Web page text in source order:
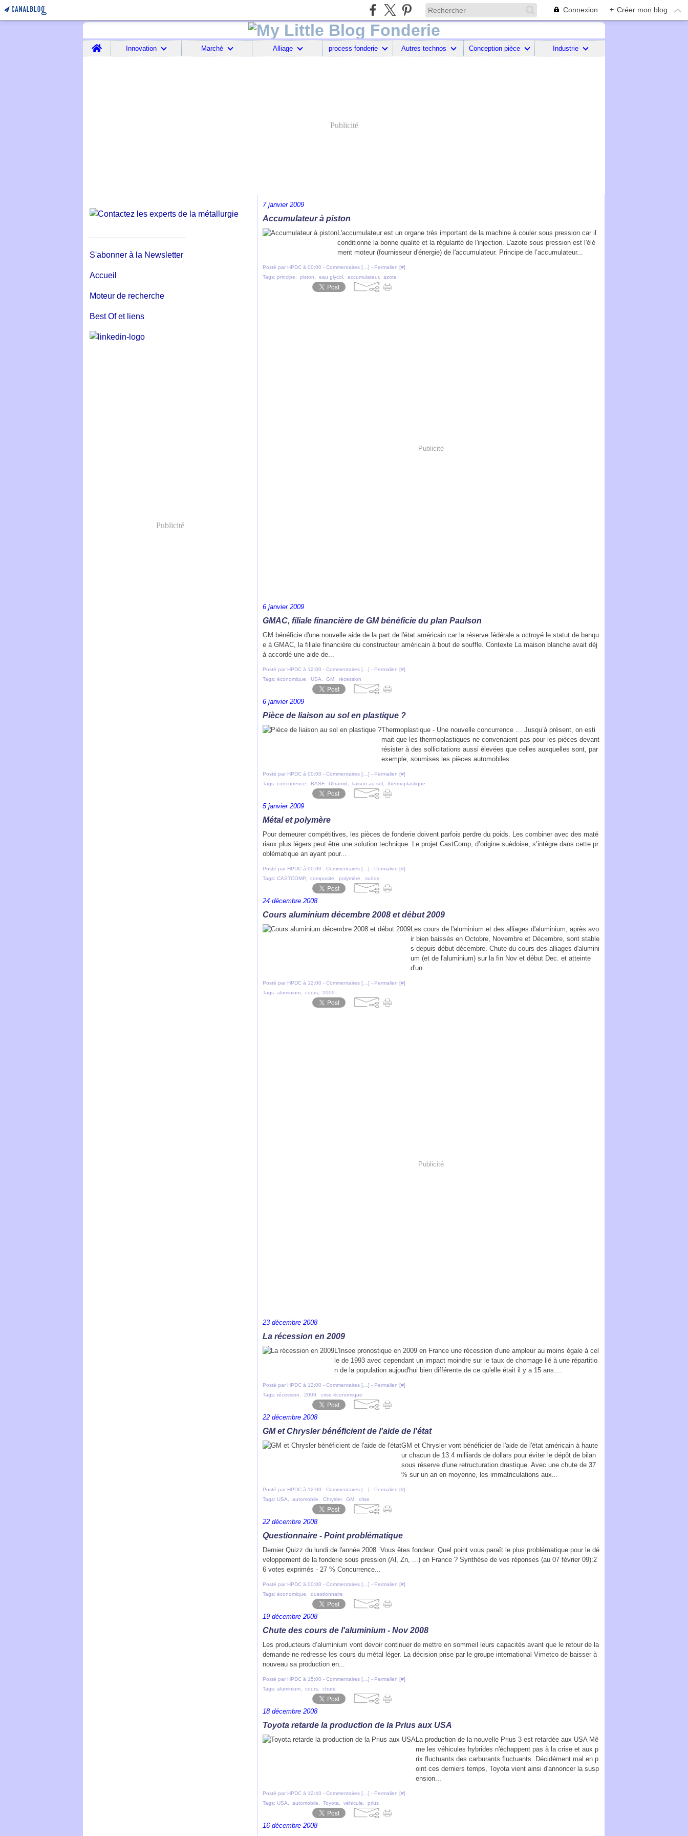
Connexion + Créer mon blog
Home
Innovation Marché Alliage process fonderie Autres technos Conception pièce Industrie
Publicité
S'abonner à la Newsletter
Accueil
Moteur de recherche
Best Of et liens
Publicité
7 janvier 2009
Accumulateur à piston
L'accumulateur est un organe très important de la machine à couler sous pression car il
conditionne la bonne qualité et la régularité de l'injection. L'azote sous pression est l'élé
ment moteur (fournisseur d'énergie) de l'accumulateur. Principe de l’accumulateur...
Posté par HPDC à 00:00 - Commentaires [ ] - Permalien [#]
Tags: principe piston eau glycol accumulateur, azote
Publicité
6 janvier 2009
GMAC, filiale financière de GM bénéficie du plan Paulson
GM bénéficie d'une nouvelle aide de la part de l'état américain car la réserve fédérale a octroyé le statut de banqu
e à GMAC, la filiale financière du constructeur américain à bout de souffle. Contexte La maison blanche avait déj
à accordé une aide de...
Posté par HPDC à 12:00 - Commentaires [ ] - Permalien [#]
Tags: économique USA GM récession
6 janvier 2009
Pièce de liaison au sol en plastique ?
Thermoplastique - Une nouvelle concurrence … Jusqu’à présent, on esti
mait que les thermoplastiques ne convenaient pas pour les pièces devant
résister à des sollicitations aussi élevées que celles auxquelles sont, par
exemple, soumises les pièces automobiles...
Posté par HPDC à 00:00 - Commentaires [ ] - Permalien [#]
Tags: concurrence BASF, Ultramid liaison au sol thermoplastique
5 janvier 2009
Métal et polymère
Pour demeurer compétitives, les pièces de fonderie doivent parfois perdre du poids. Les combiner avec des maté
riaux plus légers peut être une solution technique. Le projet CastComp, d’origine suèdoise, s’intègre dans cette pr
oblématique an ayant pour...
Posté par HPDC à 00:00 - Commentaires [ ] - Permalien [#]
Tags: CASTCOMP composite polymère suède
24 décembre 2008
Cours aluminium décembre 2008 et début 2009
Les cours de l'aluminium et des alliages d'aluminium, après avo
ir bien baissés en Octobre, Novembre et Décembre, sont stable
s depuis début décembre. Chute du cours des alliages d'alumini
um (et de l'aluminium) sur la fin Nov et début Dec. et atteinte
d'un...
Posté par HPDC à 12:00 - Commentaires [ ] - Permalien [#]
Tags: aluminium cours 2009
Publicité
23 décembre 2008
La récession en 2009
L'Insee pronostique en 2009 en France une récession d'une ampleur au moins égale à cel
le de 1993 avec cependant un impact moindre sur le taux de chomage lié à une répartitio
n de la population aujoud'hui bien différente de ce qu'elle était il y a 15 ans....
Posté par HPDC à 12:00 - Commentaires [ ] - Permalien [#]
Tags: récession 2009 crise économique
22 décembre 2008
GM et Chrysler bénéficient de l'aide de l'état
GM et Chrysler vont bénéficier de l'aide de l'état américain à haute
ur chacun de 13.4 milliards de dollars pour éviter le dépôt de bilan
sous réserve d'une retructuration drastique. Avec une chute de 37
% sur un an en moyenne, les immatriculations aux...
Posté par HPDC à 12:00 - Commentaires [ ] - Permalien [#]
Tags: USA automobile Chrysler, GM crise
22 décembre 2008
Questionnaire - Point problématique
Dernier Quizz du lundi de l'année 2008. Vous êtes fondeur. Quel point vous paraît le plus problématique pour le dé
veloppement de la fonderie sous pression (Al, Zn, ...) en France ? Synthèse de vos réponses (au 07 février 09):2
6 votes exprimés - 27 % Concurrence...
Posté par HPDC à 00:00 - Commentaires [ ] - Permalien [#]
Tags: économique questionnaire
19 décembre 2008
Chute des cours de l'aluminium - Nov 2008
Les producteurs d’aluminium vont devoir continuer de mettre en sommeil leurs capacités avant que le retour de la
demande ne redresse les cours du métal léger. La décision prise par le groupe international Vimetco de baisser à
nouveau sa production en...
Posté par HPDC à 15:00 - Commentaires [ ] - Permalien [#]
Tags: aluminium cours chute
18 décembre 2008
Toyota retarde la production de la Prius aux USA
La production de la nouvelle Prius 3 est retardée aux USA Mê
me les véhicules hybrides n'échappent pas à la crise et aux p
rix fluctuants des carburants fluctuants. Décidément mal en p
oint ces derniers temps, Toyota vient ainsi d'annoncer la susp
ension...
Posté par HPDC à 12:40 - Commentaires [ ] - Permalien [#]
Tags: USA automobile Toyota véhicule prius
16 décembre 2008